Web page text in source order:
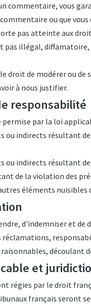
commentaire, vous
ou que
pas atteinte aux
pas illégal,
droit de modérer ou
à nous justifier.
responsabilité
permise par la loi
ou indirects résultant
ou indirects résultant
de la violation des
éléments
d'indemniser et
découlant
et
régies par le droit
français seront